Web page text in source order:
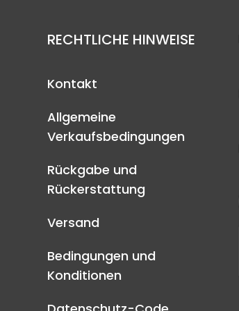
RECHTLICHE HINWEISE
Kontakt
Allgemeine
Verkaufsbedingungen
Rückgabe und
Rückerstattung
Versand
Bedingungen und
Konditionen